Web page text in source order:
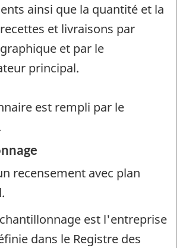
ainsi que la quantité et la
et livraisons par
et par le
principal.
est rempli par le
recensement avec plan
est l'entreprise
dans le Registre des